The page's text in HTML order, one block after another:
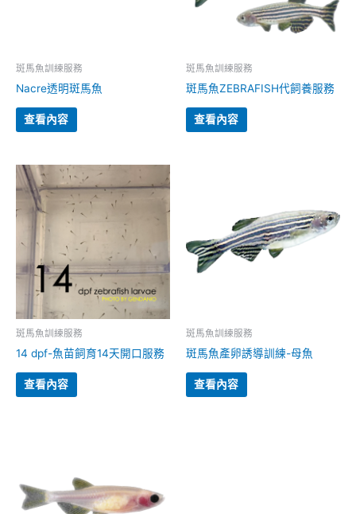
斑馬魚訓練服務
Nacre透明斑馬魚
查看內容
斑馬魚訓練服務
斑馬魚ZEBRAFISH代飼養服務
查看內容
斑馬魚訓練服務
14 dpf-魚苗飼育14天開口服務
查看內容
斑馬魚訓練服務
斑馬魚產卵誘導訓練-母魚
查看內容